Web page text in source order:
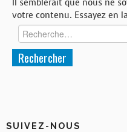
NOUS AIDER
CONTACT
FORUM
Il semblerait que nous ne
votre contenu. Essayez en
Rechercher :
SUIVEZ-NOUS